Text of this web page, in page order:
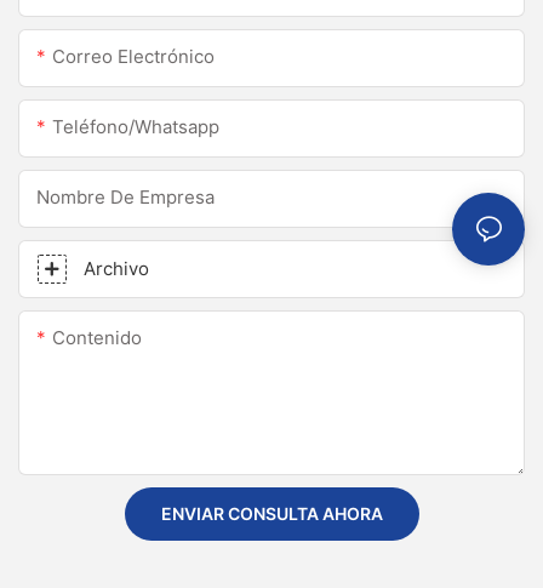
Correo Electrónico
Teléfono/whatsapp
Nombre De Empresa
Archivo
Contenido
ENVIAR CONSULTA AHORA